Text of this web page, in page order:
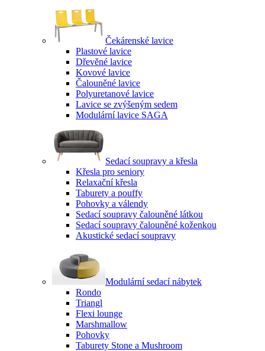
Čekárenské lavice
Plastové lavice
Dřevěné lavice
Kovové lavice
Čalouněné lavice
Polyuretanové lavice
Lavice se zvýšeným sedem
Modulární lavice SAGA
Sedací soupravy a křesla
Křesla pro seniory
Relaxační křesla
Taburety a pouffy
Pohovky a válendy
Sedací soupravy čalouněné látkou
Sedací soupravy čalouněné koženkou
Akustické sedací soupravy
Modulární sedací nábytek
Rondo
Triangl
Flexi lounge
Marshmallow
Pohovky
Taburety Stone a Mushroom